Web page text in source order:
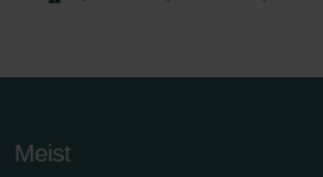
Meist